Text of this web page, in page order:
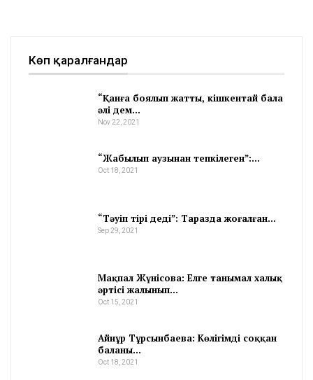
Көп қаралғандар
“Қанға боялып жатты, кішкентай бала
әлі дем…
Nov 22, 2021
“Жабылып аузынан тепкілеген”:…
Oct 18, 2021
“Тәуіп тірі деді”: Таразда жоғалған…
Sep 29, 2021
Мақпал Жүнісова: Елге танымал халық
әртісі жалынып…
Oct 15, 2021
Айнұр Тұрсынбаева: Көлігімді соққан
баланы…
Oct 18, 2021